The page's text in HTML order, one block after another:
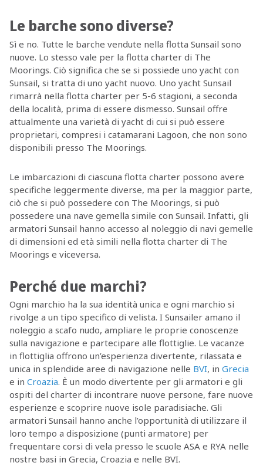
Le barche sono diverse?
Sì e no. Tutte le barche vendute nella flotta Sunsail sono
nuove. Lo stesso vale per la flotta charter di The
Moorings. Ciò significa che se si possiede uno yacht con
Sunsail, si tratta di uno yacht nuovo. Uno yacht Sunsail
rimarrà nella flotta charter per 5-6 stagioni, a seconda
della località, prima di essere dismesso. Sunsail offre
attualmente una varietà di yacht di cui si può essere
proprietari, compresi i catamarani Lagoon, che non sono
disponibili presso The Moorings.
Le imbarcazioni di ciascuna flotta charter possono avere
specifiche leggermente diverse, ma per la maggior parte,
ciò che si può possedere con The Moorings, si può
possedere una nave gemella simile con Sunsail. Infatti, gli
armatori Sunsail hanno accesso al noleggio di navi gemelle
di dimensioni ed età simili nella flotta charter di The
Moorings e viceversa.
Perché due marchi?
Ogni marchio ha la sua identità unica e ogni marchio si
rivolge a un tipo specifico di velista. I Sunsailer amano il
noleggio a scafo nudo, ampliare le proprie conoscenze
sulla navigazione e partecipare alle flottiglie. Le vacanze
in flottiglia offrono un’esperienza divertente, rilassata e
unica in splendide aree di navigazione nelle BVI, in Grecia
e in Croazia. È un modo divertente per gli armatori e gli
ospiti del charter di incontrare nuove persone, fare nuove
esperienze e scoprire nuove isole paradisiache. Gli
armatori Sunsail hanno anche l’opportunità di utilizzare il
loro tempo a disposizione (punti armatore) per
frequentare corsi di vela presso le scuole ASA e RYA nelle
nostre basi in Grecia, Croazia e nelle BVI.